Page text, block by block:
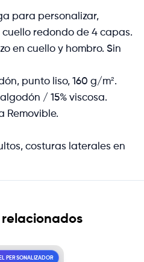
para personalizar,
cuello redondo de 4 capas.
en cuello y hombro. Sin
punto liso, 160 g/m².
/ 15% viscosa.
Removible.
costuras laterales en
PERSONALIZADOR